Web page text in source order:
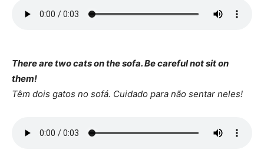
There are two cats on the sofa. Be careful not sit on
them!
Têm dois gatos no sofá. Cuidado para não sentar neles!